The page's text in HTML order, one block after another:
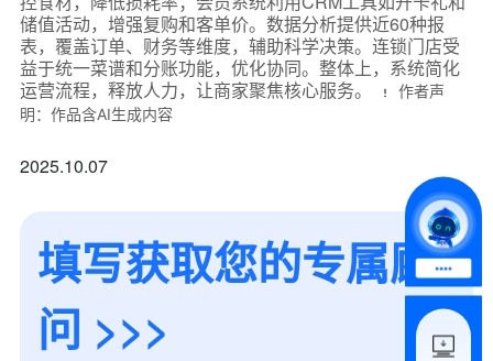
储值活动，增强复购和客单价。数据分析提供近60种报
表，覆盖订单、财务等维度，辅助科学决策。连锁门店受
益于统一菜谱和分账功能，优化协同。整体上，系统简化
运营流程，释放人力，让商家聚焦核心服务。
作者声
明：作品含AI生成内容
2025.10.07
填写获取您的专属顾
问 >>>
*联系方式
+86
附加留言